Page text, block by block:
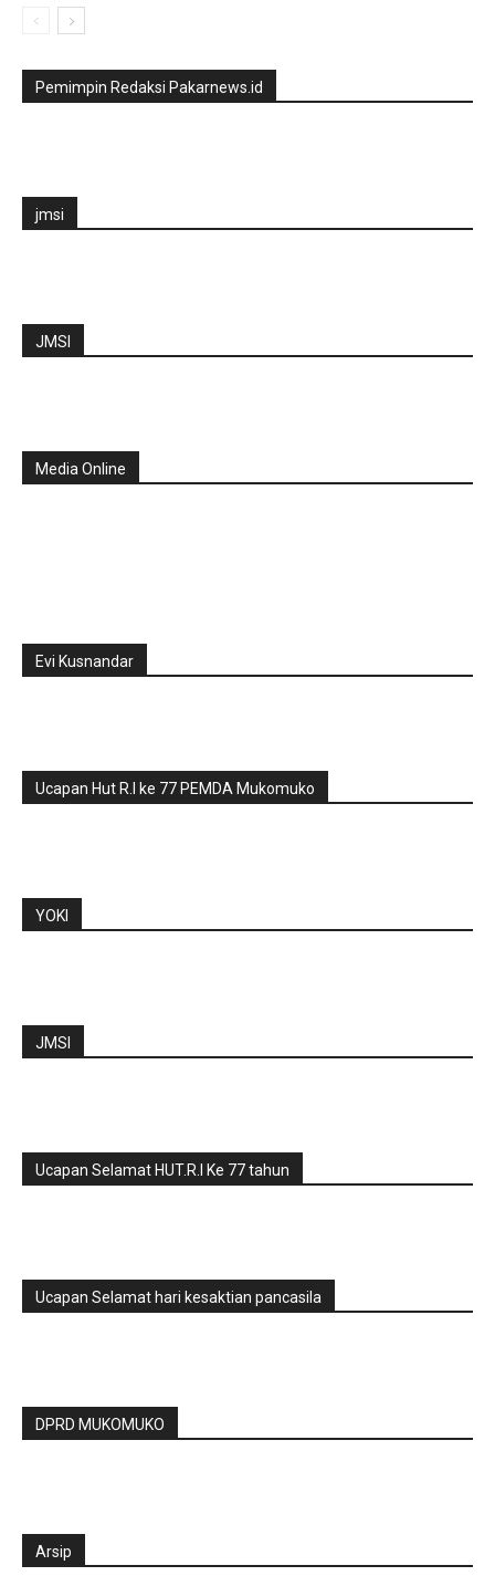
Pemimpin Redaksi Pakarnews.id
jmsi
JMSI
Media Online
Evi Kusnandar
Ucapan Hut R.I ke 77 PEMDA Mukomuko
YOKI
JMSI
Ucapan Selamat HUT.R.I Ke 77 tahun
Ucapan Selamat hari kesaktian pancasila
DPRD MUKOMUKO
Arsip